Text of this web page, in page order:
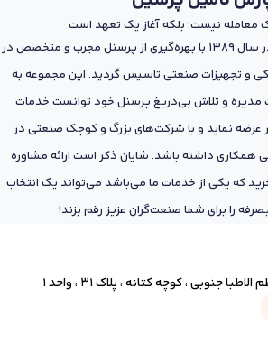
معامله نیست؛ بلکه آغاز یک تعهد است
شرکت پارس تامین پرشین در سال 1389 با بهره‌گیری از پرسنل مجرب و متخصص در
و تجهیزات صنعتی تاسیس گردید. این مجموعه به
مدیره و تلاش بی‌دریغ پرسنل خود توانست خدمات
عرضه نماید و با شرکت‌های بزرگ و کوچک صنعتی در
داشته باشد. شایان ذکر است ارائه مشاوره
که یکی از خدمات ما می‌باشد می‌تواند یک انتخاب
را برای شما صنعت‌گران عزیز رقم بزند!
جنوبی ، کوچه کتانه ، پلاک ۳۱ ، واحد ۱